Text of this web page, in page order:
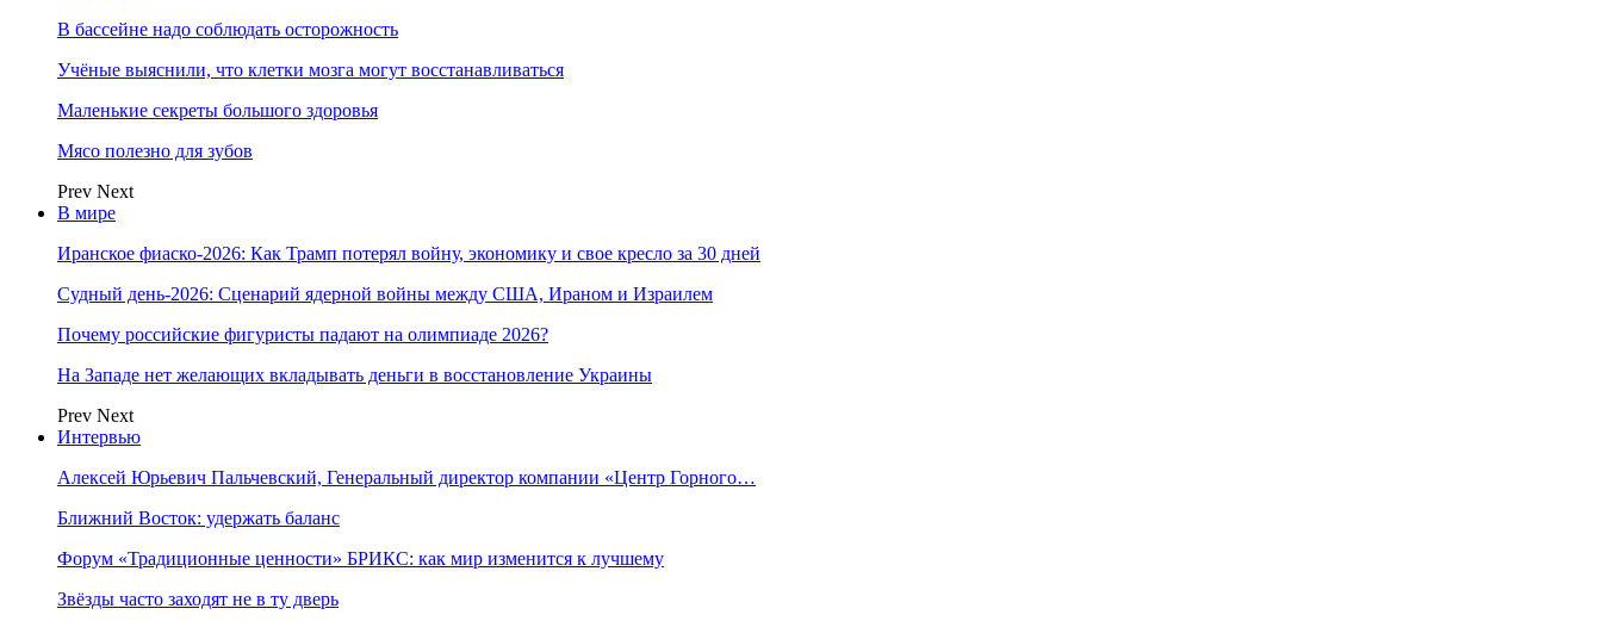
В бассейне надо соблюдать осторожность
Учёные выяснили, что клетки мозга могут восстанавливаться
Маленькие секреты большого здоровья
Мясо полезно для зубов
Prev Next
В мире
Иранское фиаско-2026: Как Трамп потерял войну, экономику и свое кресло за 30 дней
Судный день-2026: Сценарий ядерной войны между США, Ираном и Израилем
Почему российские фигуристы падают на олимпиаде 2026?
На Западе нет желающих вкладывать деньги в восстановление Украины
Prev Next
Интервью
Алексей Юрьевич Пальчевский, Генеральный директор компании «Центр Горного…
Ближний Восток: удержать баланс
Форум «Традиционные ценности» БРИКС: как мир изменится к лучшему
Звёзды часто заходят не в ту дверь